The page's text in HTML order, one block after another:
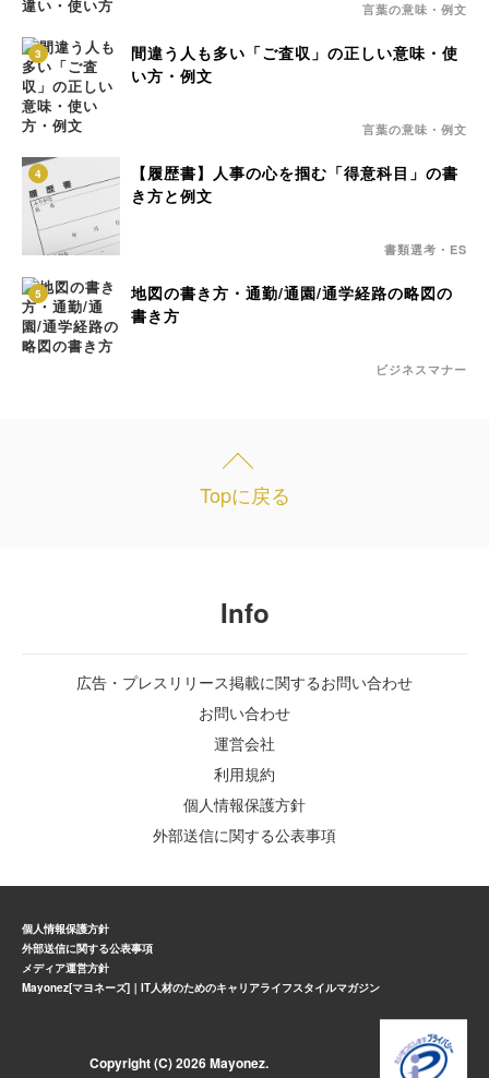
言葉の意味・例文
3
間違う人も多い「ご査収」の正しい意味・使
い方・例文
言葉の意味・例文
4
【履歴書】人事の心を掴む「得意科目」の書
き方と例文
書類選考・ES
5
地図の書き方・通勤/通園/通学経路の略図の
書き方
ビジネスマナー
Topに戻る
Info
広告・プレスリリース掲載に関するお問い合わせ
お問い合わせ
運営会社
利用規約
個人情報保護方針
外部送信に関する公表事項
個人情報保護方針
外部送信に関する公表事項
メディア運営方針
Mayonez[マヨネーズ]｜IT人材のためのキャリアライフスタイルマガジン
Copyright (C) 2026 Mayonez.